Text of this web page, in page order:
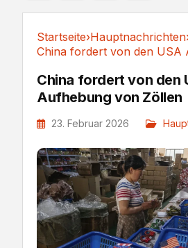
Startseite›Hauptnachrichten
China fordert von den
Aufhebung von Zöllen
23. Februar 2026